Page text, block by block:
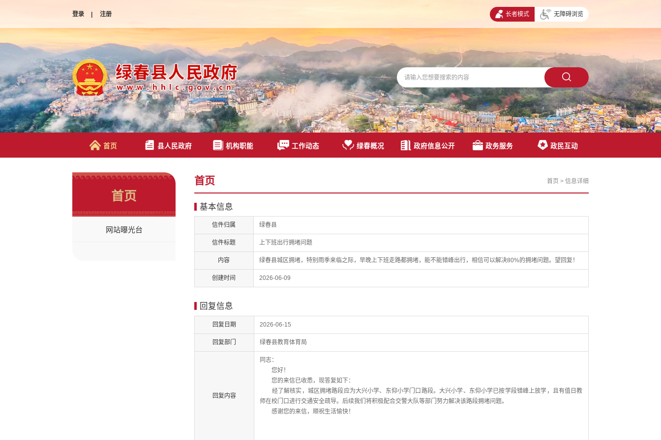
登录 | 注册 长者模式 无障碍浏览
首页 县人民政府 机构职能 工作动态 绿春概况 政府信息公开 政务服务 政民互动
首页
网站曝光台
首页 首页 > 信息详细
基本信息
信件归属 绿春县
信件标题 上下班出行拥堵问题
内容 绿春县城区拥堵，特别雨季来临之际，早晚上下班走路都拥堵，能不能错峰出行，相信可以解决80%的拥堵问题。望回复！
创建时间 2026-06-09
回复信息
回复日期 2026-06-15
回复部门 绿春县教育体育局
回复内容
同志：
您好！
您的来信已收悉，现答复如下：
经了解核实，城区拥堵路段应为大兴小学、东仰小学门口路段。大兴小学、东仰小学已按学段错峰上放学，且有值日教
师在校门口进行交通安全疏导。后续我们将积极配合交警大队等部门努力解决该路段拥堵问题。
感谢您的来信，顺祝生活愉快！